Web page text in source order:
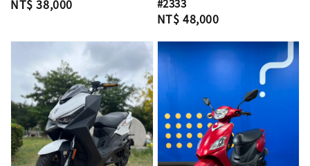
Regular
NT$ 38,000
#2333
Regular
NT$ 48,000